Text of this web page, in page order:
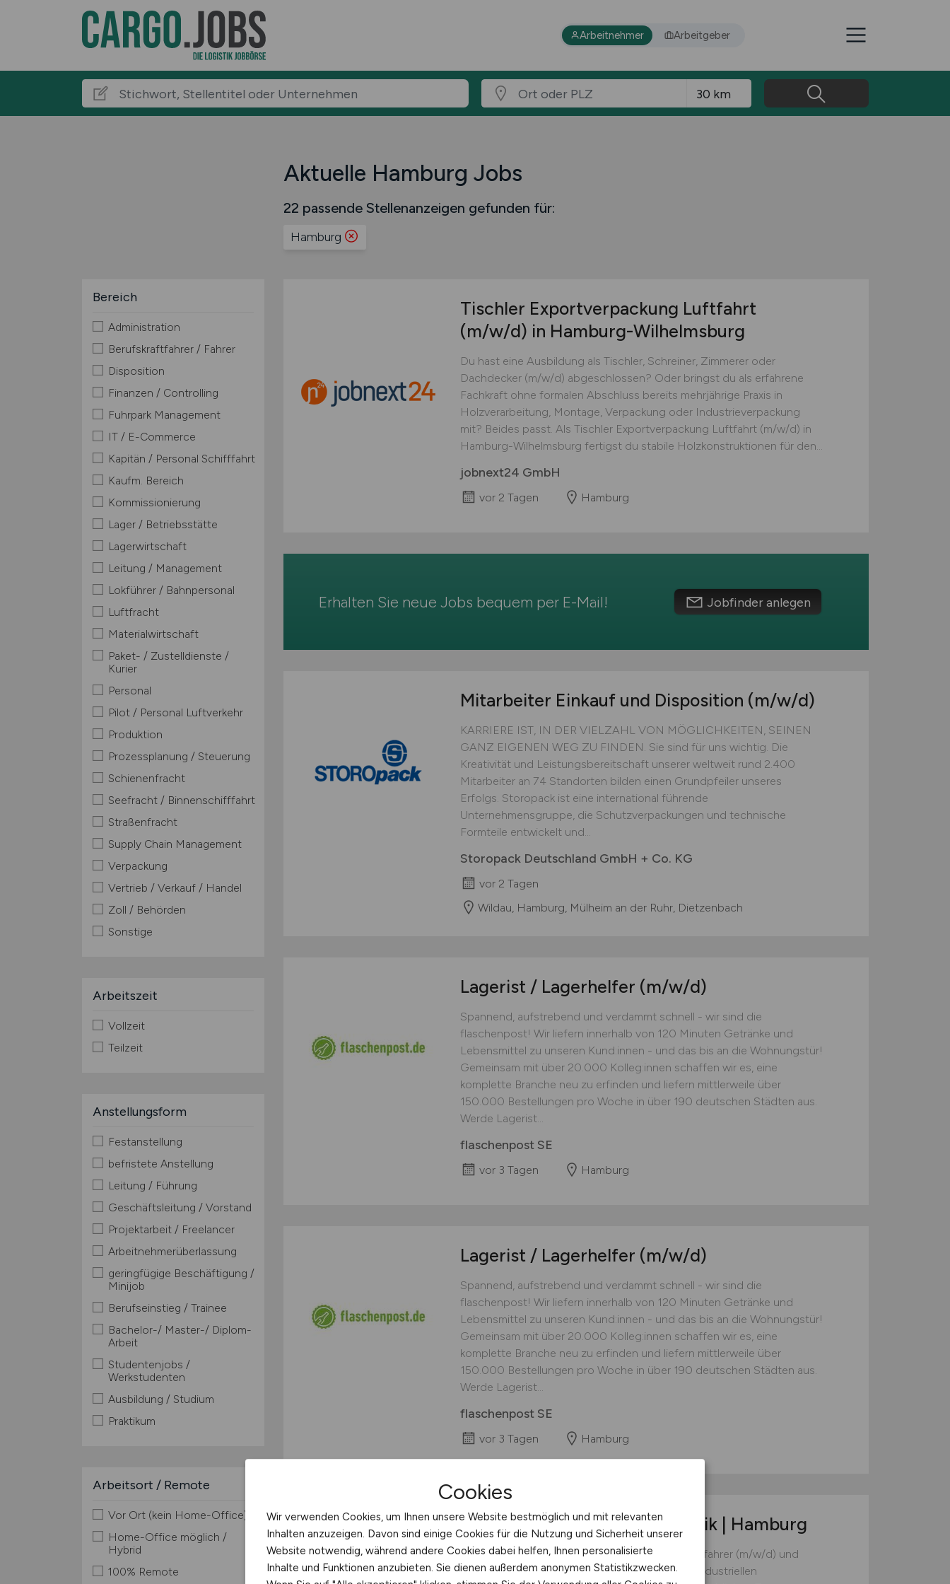
Arbeitnehmer Arbeitgeber
Aktuelle Hamburg Jobs
22 passende Stellenanzeigen gefunden für:
Hamburg
Bereich
Administration
Berufskraftfahrer / Fahrer
Disposition
Finanzen / Controlling
Fuhrpark Management
IT / E-Commerce
Kapitän / Personal Schifffahrt
Kaufm. Bereich
Kommissionierung
Lager / Betriebsstätte
Lagerwirtschaft
Leitung / Management
Lokführer / Bahnpersonal
Luftfracht
Materialwirtschaft
Paket- / Zustelldienste /
Kurier
Personal
Pilot / Personal Luftverkehr
Produktion
Prozessplanung / Steuerung
Schienenfracht
Seefracht / Binnenschifffahrt
Straßenfracht
Supply Chain Management
Verpackung
Vertrieb / Verkauf / Handel
Zoll / Behörden
Sonstige
Arbeitszeit
Vollzeit
Teilzeit
Anstellungsform
Festanstellung
befristete Anstellung
Leitung / Führung
Geschäftsleitung / Vorstand
Projektarbeit / Freelancer
Arbeitnehmerüberlassung
geringfügige Beschäftigung /
Minijob
Berufseinstieg / Trainee
Bachelor-/ Master-/ Diplom-
Arbeit
Studentenjobs /
Werkstudenten
Ausbildung / Studium
Praktikum
Arbeitsort / Remote
Vor Ort (kein Home-Office)
Home-Office möglich /
Hybrid
100% Remote
Tischler Exportverpackung Luftfahrt
(m/w/d) in Hamburg-Wilhelmsburg
Du hast eine Ausbildung als Tischler, Schreiner, Zimmerer oder
Dachdecker (m/w/d) abgeschlossen? Oder bringst du als erfahrene
Fachkraft ohne formalen Abschluss bereits mehrjährige Praxis in
Holzverarbeitung, Montage, Verpackung oder Industrieverpackung
mit? Beides passt. Als Tischler Exportverpackung Luftfahrt (m/w/d) in
Hamburg-Wilhelmsburg fertigst du stabile Holzkonstruktionen für den...
jobnext24 GmbH
vor 2 Tagen Hamburg
Erhalten Sie neue Jobs bequem per E-Mail! Jobfinder anlegen
Mitarbeiter Einkauf und Disposition (m/w/d)
KARRIERE IST, IN DER VIELZAHL VON MÖGLICHKEITEN, SEINEN
GANZ EIGENEN WEG ZU FINDEN. Sie sind für uns wichtig. Die
Kreativität und Leistungsbereitschaft unserer weltweit rund 2.400
Mitarbeiter an 74 Standorten bilden einen Grundpfeiler unseres
Erfolgs. Storopack ist eine international führende
Unternehmensgruppe, die Schutzverpackungen und technische
Formteile entwickelt und...
Storopack Deutschland GmbH + Co. KG
vor 2 Tagen
Wildau, Hamburg, Mülheim an der Ruhr, Dietzenbach
Lagerist / Lagerhelfer (m/w/d)
Spannend, aufstrebend und verdammt schnell - wir sind die
flaschenpost! Wir liefern innerhalb von 120 Minuten Getränke und
Lebensmittel zu unseren Kund:innen - und das bis an die Wohnungstür!
Gemeinsam mit über 20.000 Kolleg:innen schaffen wir es, eine
komplette Branche neu zu erfinden und liefern mittlerweile über
150.000 Bestellungen pro Woche in über 190 deutschen Städten aus.
Werde Lagerist...
flaschenpost SE
vor 3 Tagen Hamburg
Lagerist / Lagerhelfer (m/w/d)
Spannend, aufstrebend und verdammt schnell - wir sind die
flaschenpost! Wir liefern innerhalb von 120 Minuten Getränke und
Lebensmittel zu unseren Kund:innen - und das bis an die Wohnungstür!
Gemeinsam mit über 20.000 Kolleg:innen schaffen wir es, eine
komplette Branche neu zu erfinden und liefern mittlerweile über
150.000 Bestellungen pro Woche in über 190 deutschen Städten aus.
Werde Lagerist...
flaschenpost SE
vor 3 Tagen Hamburg
Staplerfahrer(m/w/d)| Logistik | Hamburg
Du bist Staplerfahrer (m/w/d) oder Gabelstaplerfahrer (m/w/d) und
suchst eine langfristige Stelle in Hamburg? Im industriellen
Cookies
Wir verwenden Cookies, um Ihnen unsere Website bestmöglich und mit relevanten
Inhalten anzuzeigen. Davon sind einige Cookies für die Nutzung und Sicherheit unserer
Website notwendig, während andere Cookies dabei helfen, Ihnen personalisierte
Inhalte und Funktionen anzubieten. Sie dienen außerdem anonymen Statistikzwecken.